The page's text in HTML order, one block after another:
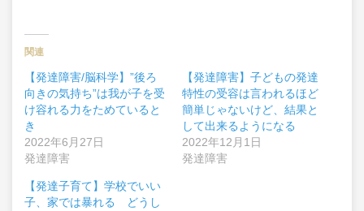
関連
【発達障害/脳科学】”後ろ
向きの気持ち”は我が子を受
け容れる力をためていると
き
2022年6月27日
発達障害
【発達障害】子どもの発達
特性の受容は言われるほど
簡単じゃないけど、結果と
して出来るようになる
2022年12月1日
発達障害
【発達子育て】学校でいい
子、家では暴れる どうし